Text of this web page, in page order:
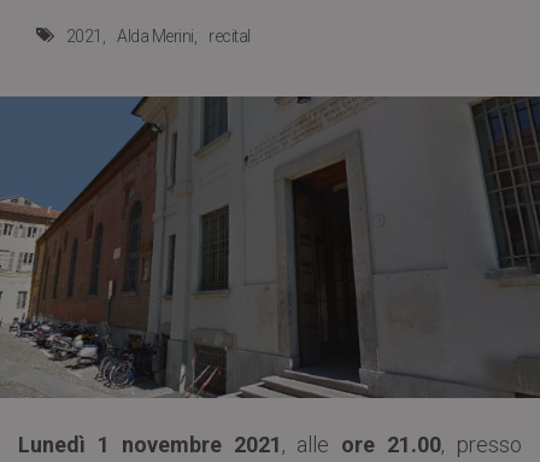
2021 Alda Merini recital
Lunedì 1 novembre 2021, alle ore 21.00, presso